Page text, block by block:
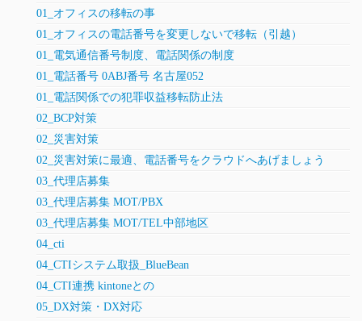
01_オフィスの移転の事
01_オフィスの電話番号を変更しないで移転（引越）
01_電気通信番号制度、電話関係の制度
01_電話番号 0ABJ番号 名古屋052
01_電話関係での犯罪収益移転防止法
02_BCP対策
02_災害対策
02_災害対策に最適、電話番号をクラウドへあげましょう
03_代理店募集
03_代理店募集 MOT/PBX
03_代理店募集 MOT/TEL中部地区
04_cti
04_CTIシステム取扱_BlueBean
04_CTI連携 kintoneとの
05_DX対策・DX対応